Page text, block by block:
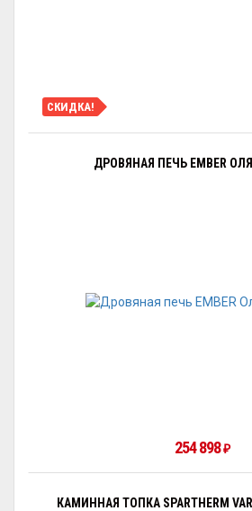
СКИДКА!
ДРОВЯНАЯ ПЕЧЬ EMBER ОЛЯ
254 898 ₽
КАМИННАЯ ТОПКА SPARTHERM